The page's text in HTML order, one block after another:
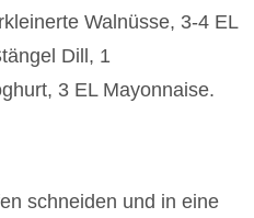
Walnüsse, 3-4 EL
Dill, 1
3 EL Mayonnaise.
schneiden und in eine